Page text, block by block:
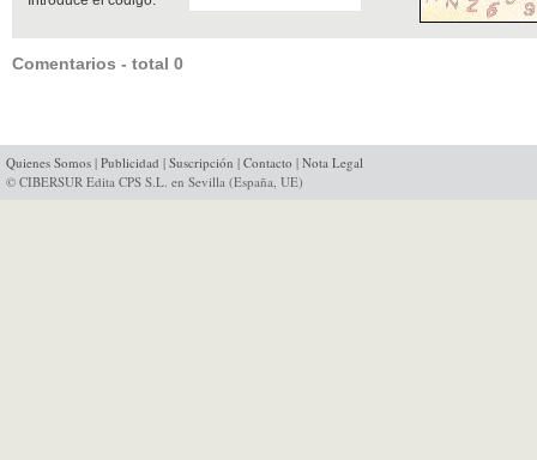
Comentarios - total 0
Quienes Somos | Publicidad | Suscripción | Contacto | Nota Legal
© CIBERSUR Edita CPS S.L. en Sevilla (España, UE)